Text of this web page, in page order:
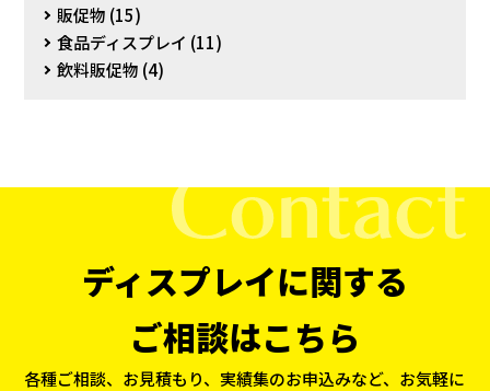
販促物 (15)
食品ディスプレイ (11)
飲料販促物 (4)
ディスプレイに関する
ご相談はこちら
各種ご相談、お見積もり、実績集のお申込みなど、お気軽に